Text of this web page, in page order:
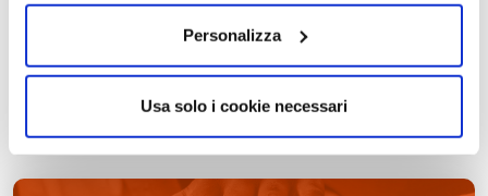
Personalizza
Usa solo i cookie necessari
INVIA COMMENTO